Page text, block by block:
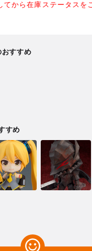
てから在庫ステータスを
おすすめ
すめ